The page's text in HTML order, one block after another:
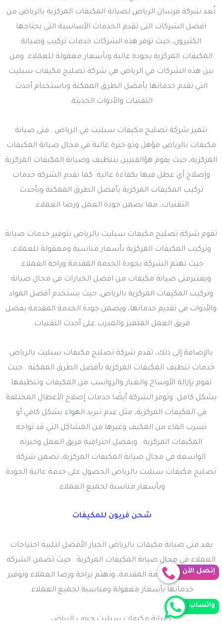
تُعد شركة فرسان الرياض لصيانة المكيفات المركزية بالرياض من
افضل الشركات التى تقدم الخدمات الأساسية التي يحتاجها
الكثيرون، حيث توفر هذه الشركات خدمات تركيب وصيانة
المكيفات المركزية بجودة عالية وبأسعار معقولة للعملاء. ومن
بين هذه الشركات في الرياض هي شركة تصليح مكيفات سبليت
التي تقدم خدماتها بأفضل الطرق الممكنة وباستخدام أحدث
التقنيات والأدوات الحديثة.
تتميز شركة تصليح مكيفات سبليت في الرياض , فنى صيانة
مكيفات بالرياض مؤهل وذو خبرة عالية في مجال صيانة المكيفات
المركزية، حيث يقوم هؤالفنيين بتنظيف وصيانة المكيفات المركزية
وإصلاح أي عطل فيها بكفاءة عالية. كما تقدم الشركة خدمات
تركيب المكيفات المركزية بأفضل الطرق الممكنة وبأحدث
التقنيات، مما يضمن جودة العمل ورضا العملاء.
تقوم شركة تصليح مكيفات سبليت بالرياض بتوفير خدمات صيانة
وتركيب المكيفات المركزية بأسعار مناسبة ومعقولة للعملاء،
حيث تهتم الشركة بجودة الخدمة المقدمة وراحة العملاء.
ويعتبرفنى صيانة مكيفات من افضل الخيارات في مجال صيانة
وتركيب المكيفات المركزية بالرياض، حيث يستخدم أفضل المواد
والأدوات في تقديم خدماتها، ويضمن جودة الخدمة المقدمة بفضل
فريق العمل المتميز والمدرب على أحدث التقنيات.
بالإضافة إلى ذلك، تقدم شركة تصليح مكيفات سبليت بالرياض
خدمات تنظيف المكيفات المركزية بأفضل الطرق الممكنة . حيث
تقوم بإزالة الأوساخ والغبار والرواسب من المكيفات وتنظيفها
بشكل كامل. وتوفر الشركة أيضًا خدمات إصلاح الأعطال المختلفة
في المكيفات المركزية، مثل عدم تبريد الهواء بشكل كافي أو
تسرب الماء من المكيف وغيرها من المشاكل التي قد تواجه
المكيفات المركزية . وبفضل احترافية فريق العمل وخبرته
الواسعة في مجال صيانة المكيفات المركزية، تضمن شركة
تصليح مكيفات سبليت بالرياض الحصول على خدمة عالية الجودة
وبأسعار مناسبة لجميع العملاء.
شحن فريون للمكيفات
يعد فنى صيانة مكيفات بالرياض الخيار الأفضل لتلبية احتياجات
العملاء في مجال صيانة المكيفات المركزية . حيث تضمن الشركة
جودة وكفاءة الخدمة المقدمة، وتهتم براحة ورضا العملاء وتوفير
خدماتها بأسعار معقولة ومناسبة لجميع العملاء.
صيانة مكيفات سبليت جنوب الرياض
إتصل الآن
واتساب